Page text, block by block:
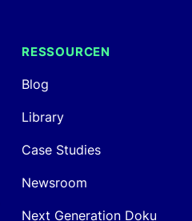
RESSOURCEN
Blog
Library
Case Studies
Newsroom
Next Generation Doku